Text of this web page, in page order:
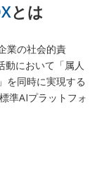
とは
業の社会的責
動において「属人
を同時に実現する
準AIプラットフォ